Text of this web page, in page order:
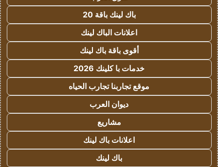
باك لينك باقة 20
اعلانات الباك لينك
أقوى باقة باك لينك
خدمات با كلينك 2026
موقع تجاربنا تجارب الحياه
ديوان العرب
مشاريع
اعلانات باك لينك
باك لينك